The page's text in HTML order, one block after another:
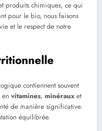
produits chimiques, ce qui
pour le bio, nous faisons
et le respect de notre
contiennent souvent
en vitamines, minéraux et
de manière significative.
équilibrée.